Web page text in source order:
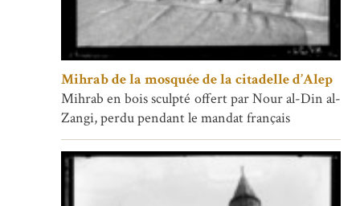
Mihrab de la mosquée de la citadelle d’Alep
Mihrab en bois sculpté offert par Nour al-Din al-
Zangi, perdu pendant le mandat français